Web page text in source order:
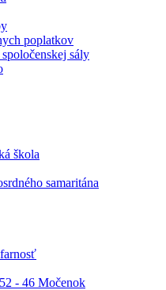
poplatkov
sály
škola
samaritána
- 46 Močenok